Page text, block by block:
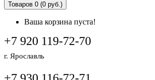
Товаров 0 (0 руб.)
Ваша корзина пуста!
+7 920 119-72-70
г. Ярославль